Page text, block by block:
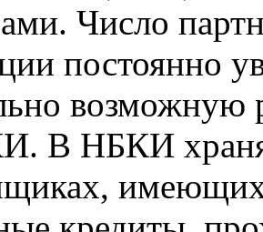
Число
постоянно
возможную
В НБКИ